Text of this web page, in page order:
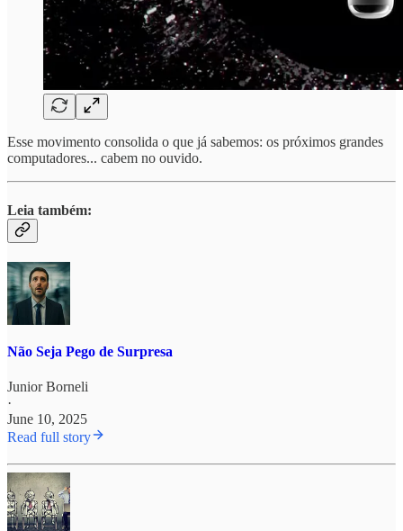
Esse movimento consolida o que já sabemos: os próximos grandes
computadores... cabem no ouvido.
Leia também:
Não Seja Pego de Surpresa
Junior Borneli
·
June 10, 2025
Read full story